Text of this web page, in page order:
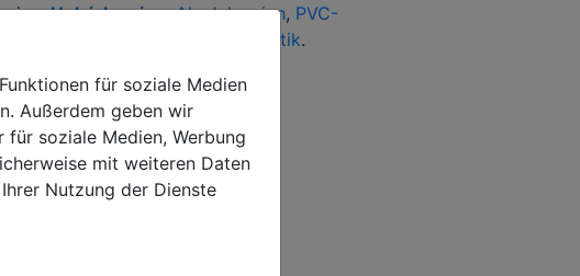
für soziale Medien
Außerdem geben wir
für soziale Medien, Werbung
mit weiteren Daten
Nutzung der Dienste
Holzjalousien,Alu Jalousien, PVC-
Alu-Jalousien in Holzoptik.